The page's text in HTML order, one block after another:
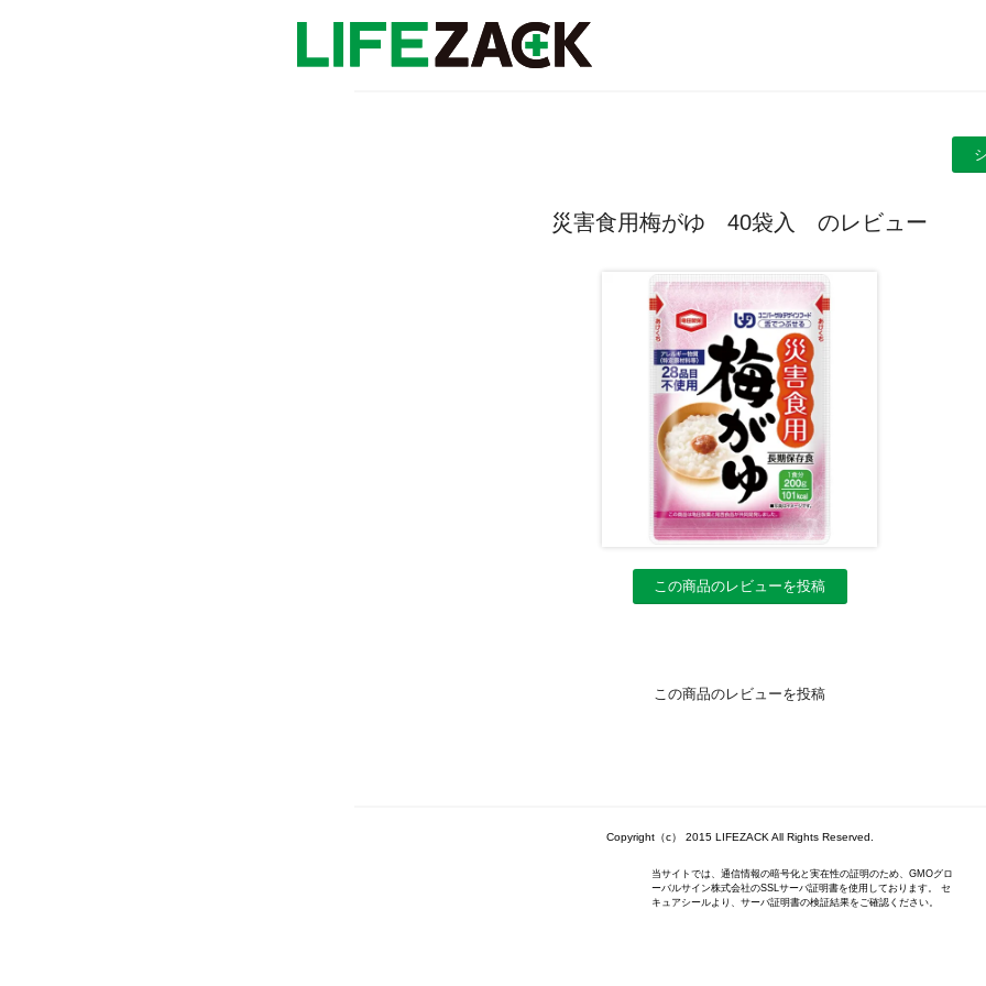
災害食用梅がゆ 40袋入 のレビュー
この商品のレビューを投稿
この商品のレビューを投稿
Copyright（c） 2015 LIFEZACK All Rights Reserved.
当サイトでは、通信情報の暗号化と実在性の証明のため、GMOグロ
ーバルサイン株式会社のSSLサーバ証明書を使用しております。 セ
キュアシールより、サーバ証明書の検証結果をご確認ください。